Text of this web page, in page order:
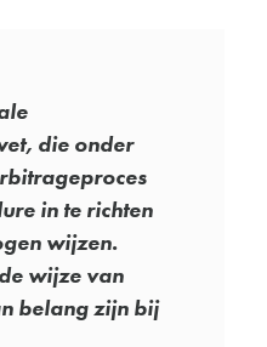
die onder
in te richten
wijzen.
wijze van
belang zijn bij